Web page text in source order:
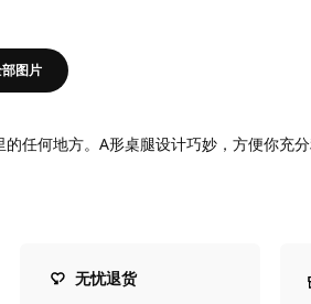
图片
任何地方。A形桌腿设计巧妙，方便你充
无忧退货